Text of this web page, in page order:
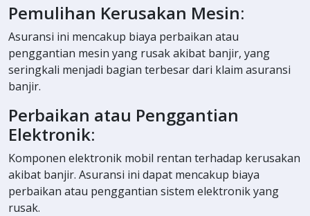
Pemulihan Kerusakan Mesin:
Asuransi ini mencakup biaya perbaikan atau
penggantian mesin yang rusak akibat banjir, yang
seringkali menjadi bagian terbesar dari klaim asuransi
banjir.
Perbaikan atau Penggantian
Elektronik:
Komponen elektronik mobil rentan terhadap kerusakan
akibat banjir. Asuransi ini dapat mencakup biaya
perbaikan atau penggantian sistem elektronik yang
rusak.